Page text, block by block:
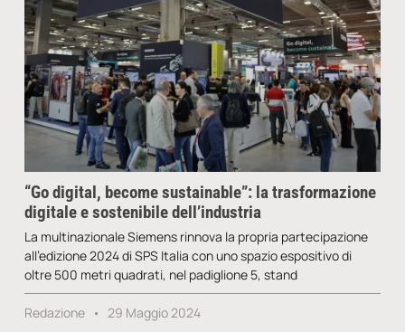
“Go digital, become sustainable”: la trasformazione
digitale e sostenibile dell’industria
La multinazionale Siemens rinnova la propria partecipazione
all’edizione 2024 di SPS Italia con uno spazio espositivo di
oltre 500 metri quadrati, nel padiglione 5, stand
Redazione 29 Maggio 2024